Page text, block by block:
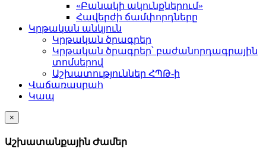
«Բանակի ակունքներում»
Հավերժի ճամփորդները
Կրթական անկյուն
Կրթական ծրագրեր
Կրթական ծրագրեր՝ բաժանորդագրային
տոմսերով
Աշխատություններ ՀՊԹ-ի
Վաճառասրահ
Կապ
×
Աշխատանքային Ժամեր